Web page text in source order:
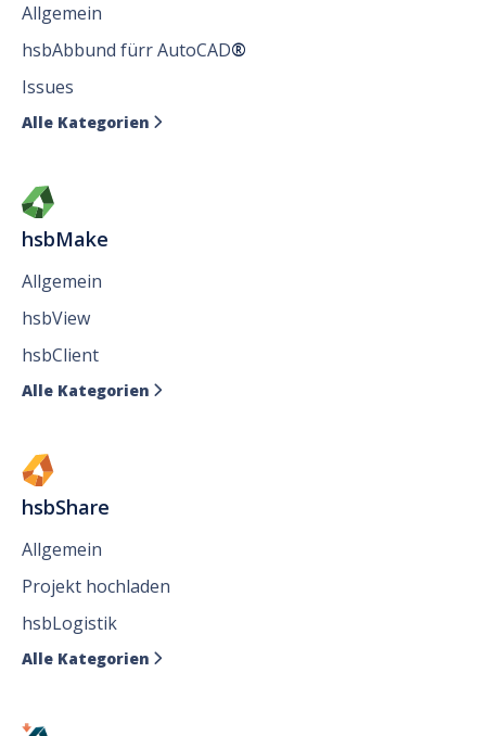
Allgemein
hsbAbbund fürr AutoCAD®
Issues
Alle Kategorien 
hsbMake
Allgemein
hsbView
hsbClient
Alle Kategorien 
hsbShare
Allgemein
Projekt hochladen
hsbLogistik
Alle Kategorien 